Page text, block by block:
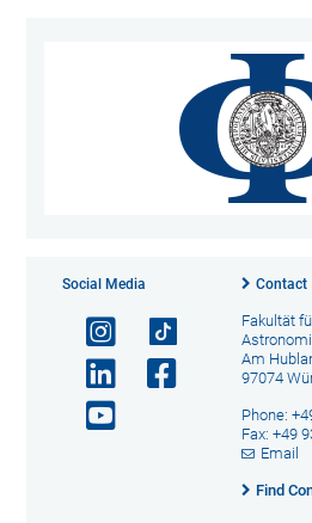
Social Media Contact
Fakultät
Am
97074
Phone:
Fax: +49
Email
Find